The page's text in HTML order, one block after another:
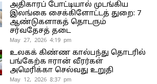
அதிகாரப் போட்டியால் முடங்கிய
இலங்கை சைக்கிளோட்டத் துறை: 7
ஆண்டுகளாகத் தொடரும்
சர்வதேசத் தடை
May 27, 2026 4:19 pm
உலகக் கிண்ண கால்பந்து தொடரில்
பங்கேற்க ஈரான் வீரர்கள்
அமெரிக்கா செல்வது உறுதி
May 12, 2026 8:37 pm